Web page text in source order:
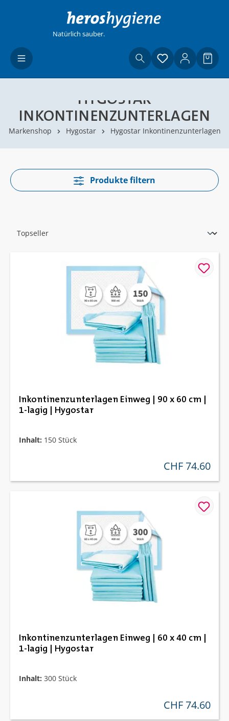
Zum Hauptinhalt springen
Natürlich sauber.
Du hast 0
HYGOSTAR
INKONTINENZUNTERLAGEN
Markenshop Hygostar Hygostar Inkontinenzunterlagen
Produkte filtern
Inkontinenzunterlagen Einweg | 90 x 60 cm |
1-lagig | Hygostar
Inhalt: 150 Stück
regulärer preis:
CHF 74.60
Inkontinenzunterlagen Einweg | 60 x 40 cm |
1-lagig | Hygostar
Inhalt: 300 Stück
regulärer preis:
CHF 74.60